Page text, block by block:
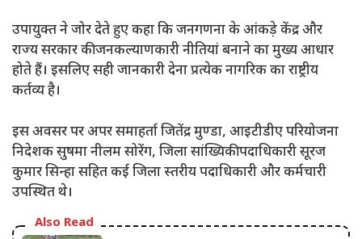
​उपायुक्त ने जोर देते हुए कहा कि जनगणना के आंकड़े केंद्र और
राज्य सरकार की जनकल्याणकारी नीतियां बनाने का मुख्य आधार
होते हैं। इसलिए सही जानकारी देना प्रत्येक नागरिक का राष्ट्रीय
कर्तव्य है।
​इस अवसर पर अपर समाहर्ता जितेंद्र मुण्डा, आइटीडीए परियोजना
निदेशक सुषमा नीलम सोरेंग, जिला सांख्यिकी पदाधिकारी सूरज
कुमार सिन्हा सहित कई जिला स्तरीय पदाधिकारी और कर्मचारी
उपस्थित थे।
Also Read